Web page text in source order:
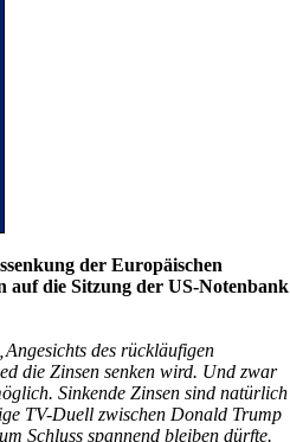
der Europäischen
auf die Sitzung der US-Notenbank
„Angesichts des rückläufigen
die Zinsen senken wird. Und zwar
Sinkende Zinsen sind natürlich
TV-Duell zwischen Donald Trump
Schluss spannend bleiben dürfte.